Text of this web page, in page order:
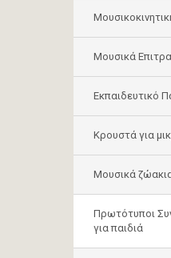
Μουσικά
Εκπαιδευτικό
Κρουστά για
Mουσικά
Πρωτότυποι
για παιδιά